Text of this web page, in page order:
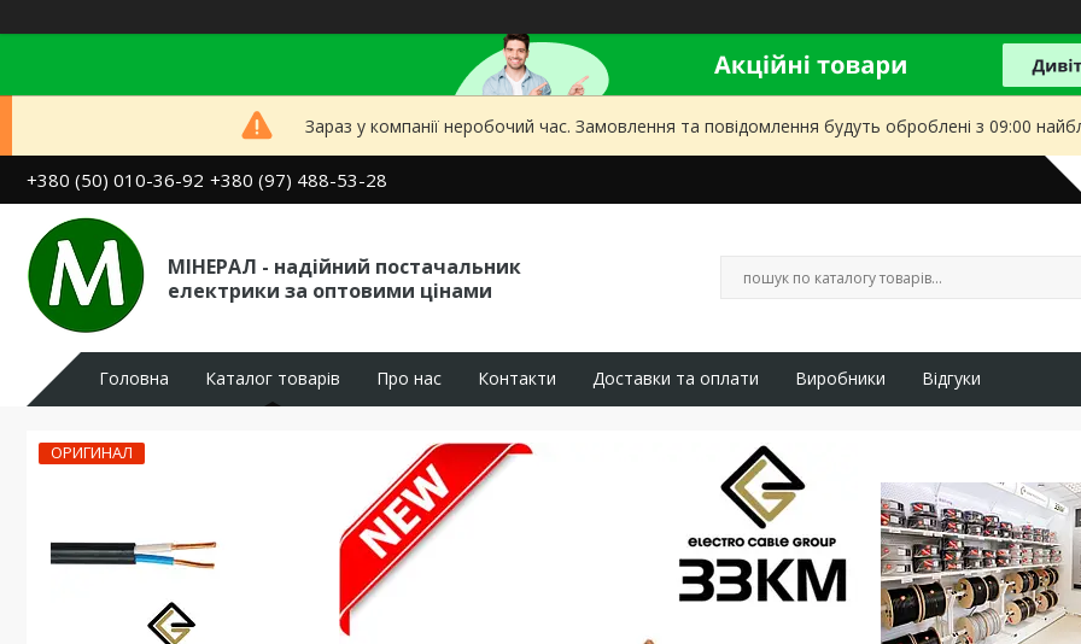
Зараз у компанії неробочий час. Замовлення та повідомлення будуть оброблені з 09:00
+380 (50) 010-36-92 +380 (97) 488-53-28
МІНЕРАЛ - надійний постачальник
електрики за оптовими цінами
Головна Каталог товарів Про нас Контакти Доставки та оплати Виробники Відгуки
ОРИГИНАЛ